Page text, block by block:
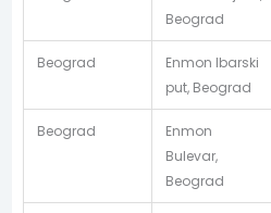
Beograd
Beograd
Enmon Ibarski
put, Beograd
Beograd
Enmon
Bulevar,
Beograd